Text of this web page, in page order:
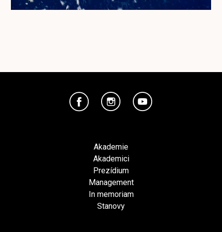
Akademie
Akademici
Prezídium
Management
In memoriam
Stanovy